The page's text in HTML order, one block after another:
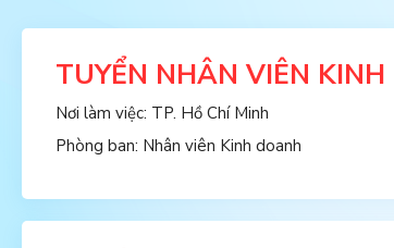
TUYỂN NHÂN VIÊN
Nơi làm việc: TP. Hồ Chí Minh
Phòng ban: Nhân viên Kinh doanh